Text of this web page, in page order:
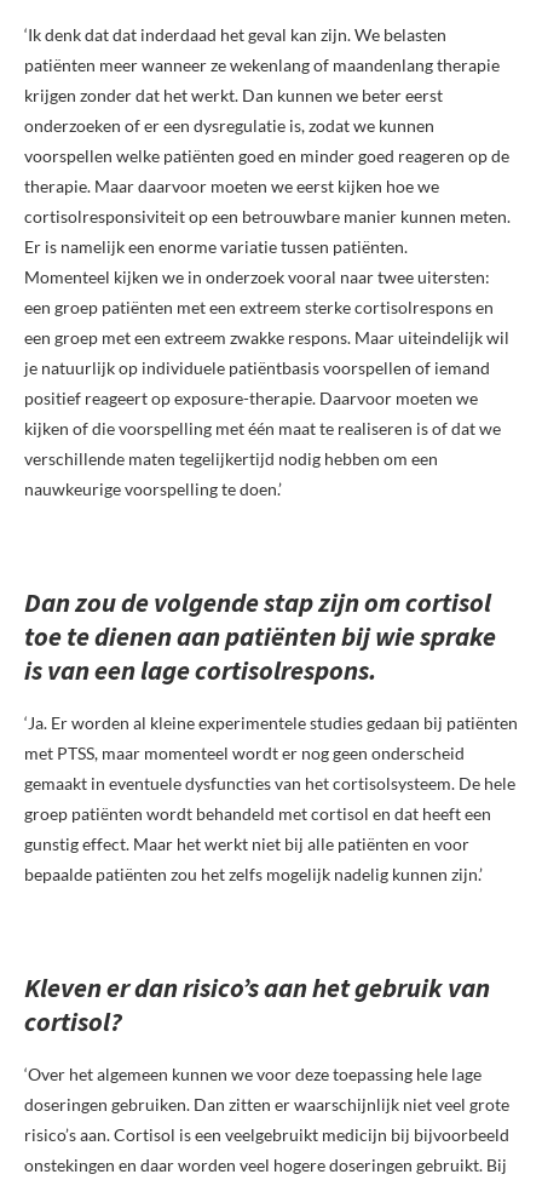
‘Ik denk dat dat inderdaad het geval kan zijn. We belasten
patiënten meer wanneer ze wekenlang of maandenlang therapie
krijgen zonder dat het werkt. Dan kunnen we beter eerst
onderzoeken of er een dysregulatie is, zodat we kunnen
voorspellen welke patiënten goed en minder goed reageren op de
therapie. Maar daarvoor moeten we eerst kijken hoe we
cortisolresponsiviteit op een betrouwbare manier kunnen meten.
Er is namelijk een enorme variatie tussen patiënten.
Momenteel kijken we in onderzoek vooral naar twee uitersten:
een groep patiënten met een extreem sterke cortisolrespons en
een groep met een extreem zwakke respons. Maar uiteindelijk wil
je natuurlijk op individuele patiëntbasis voorspellen of iemand
positief reageert op exposure-therapie. Daarvoor moeten we
kijken of die voorspelling met één maat te realiseren is of dat we
verschillende maten tegelijkertijd nodig hebben om een
nauwkeurige voorspelling te doen.’
Dan zou de volgende stap zijn om cortisol
toe te dienen aan patiënten bij wie sprake
is van een lage cortisolrespons.
‘Ja. Er worden al kleine experimentele studies gedaan bij patiënten
met PTSS, maar momenteel wordt er nog geen onderscheid
gemaakt in eventuele dysfuncties van het cortisolsysteem. De hele
groep patiënten wordt behandeld met cortisol en dat heeft een
gunstig effect. Maar het werkt niet bij alle patiënten en voor
bepaalde patiënten zou het zelfs mogelijk nadelig kunnen zijn.’
Kleven er dan risico’s aan het gebruik van
cortisol?
‘Over het algemeen kunnen we voor deze toepassing hele lage
doseringen gebruiken. Dan zitten er waarschijnlijk niet veel grote
risico’s aan. Cortisol is een veelgebruikt medicijn bij bijvoorbeeld
onstekingen en daar worden veel hogere doseringen gebruikt. Bij